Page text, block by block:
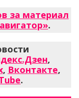
за материал
.
,
, Вконтакте,
.